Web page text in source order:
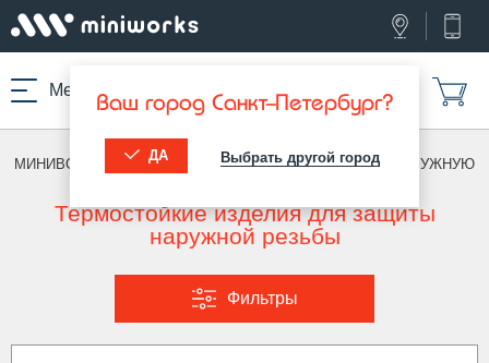
Меню Ваш город Санкт-Петербург?
ДА Выбрать другой город
МИНИВОРКС ПРО /ТЕРМОСТОЙКИЕ ИЗДЕЛИЯ /ПОД НАРУЖНУЮ
Термостойкие изделия для защиты
наружной резьбы
Фильтры